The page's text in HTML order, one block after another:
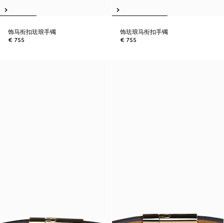
饰马衔扣珐琅手镯
€ 755
饰珐琅马衔扣手镯
€ 755